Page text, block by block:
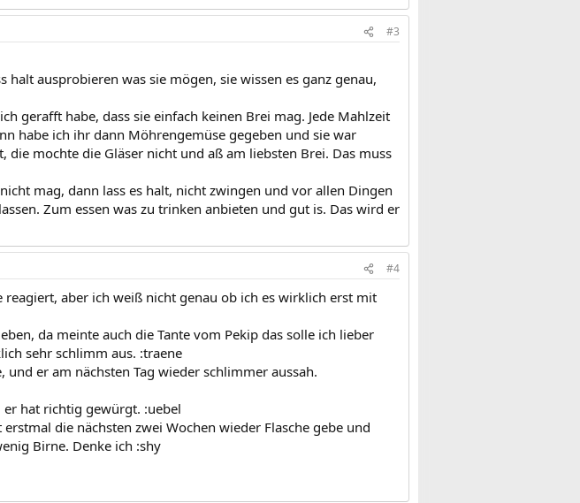
#3
ausprobieren was sie mögen, sie wissen es ganz genau,
gerafft habe, dass sie einfach keinen Brei mag. Jede Mahlzeit
habe ich ihr dann Möhrengemüse gegeben und sie war
mochte die Gläser nicht und aß am liebsten Brei. Das muss
mag, dann lass es halt, nicht zwingen und vor allen Dingen
Zum essen was zu trinken anbieten und gut is. Das wird er
#4
reagiert, aber ich weiß nicht genau ob ich es wirklich erst mit
da meinte auch die Tante vom Pekip das solle ich lieber
sehr schlimm aus. :traene
er am nächsten Tag wieder schlimmer aussah.
hat richtig gewürgt. :uebel
die nächsten zwei Wochen wieder Flasche gebe und
Birne. Denke ich :shy